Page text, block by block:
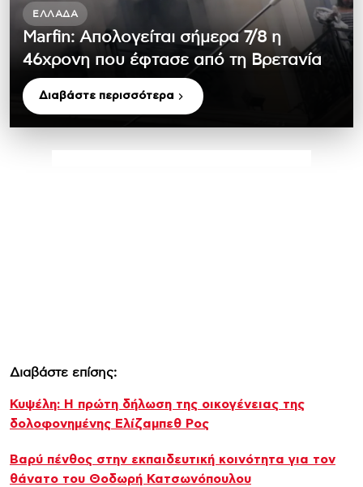
ΕΛΛΆΔΑ
Marfin: Απολογείται σήμερα 7/8 η
46χρονη που έφτασε από τη Βρετανία
Διαβάστε περισσότερα
Διαβάστε επίσης:
Κυψέλη: Η πρώτη δήλωση της οικογένειας της
δολοφονημένης Ελίζαμπεθ Ρος
Βαρύ πένθος στην εκπαιδευτική κοινότητα για τον
θάνατο του Θοδωρή Κατσωνόπουλου